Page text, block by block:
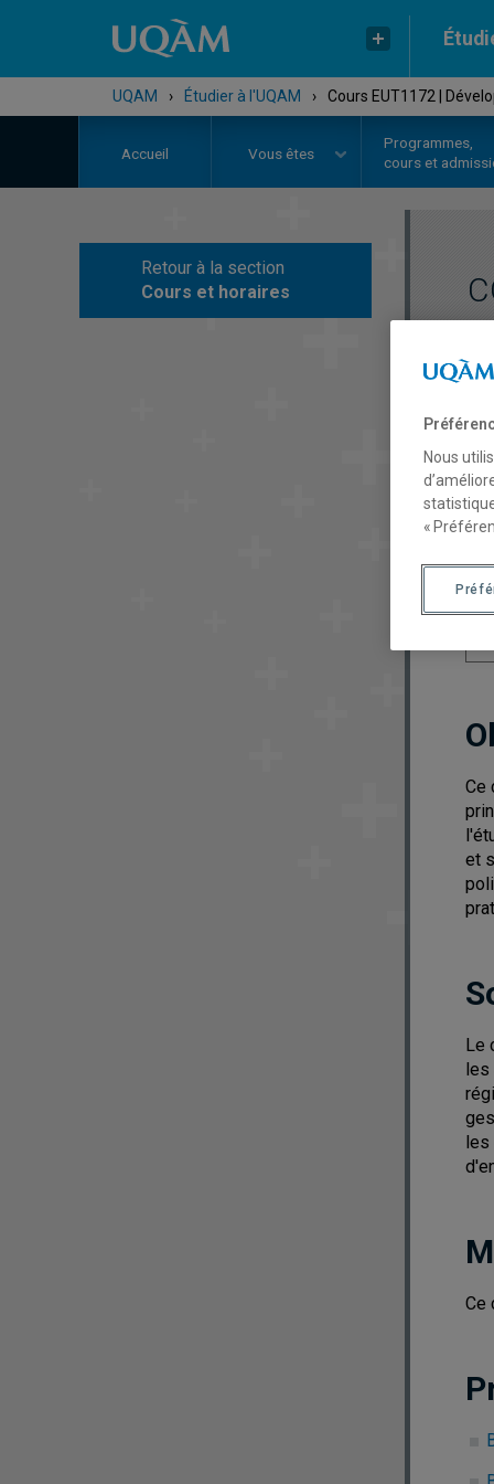
UQAM › Étudier à l'UQAM › Cours EUT1172 |
Accueil Vous êtes
Programmes,
cours et
Retour à la section
Cours et horaires
Ce
et
Le
les
les
Ce
Nous
«